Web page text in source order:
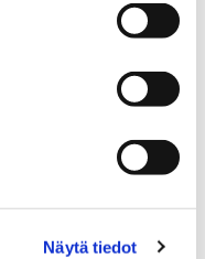
Näytä tiedot